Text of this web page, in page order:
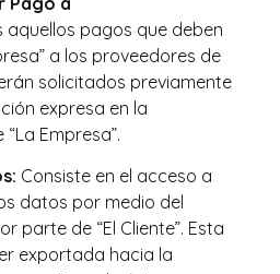
aquellos pagos que deben
a los proveedores de
solicitados previamente
expresa en la
Empresa”.
Consiste en el acceso a
datos por medio del
parte de “El Cliente”. Esta
exportada hacia la